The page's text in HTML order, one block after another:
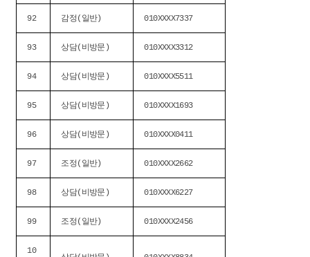
92 감정(일반) 010XXXX7337
93 상담(비방문) 010XXXX3312
94 상담(비방문) 010XXXX5511
95 상담(비방문) 010XXXX1693
96 상담(비방문) 010XXXX0411
97 조정(일반) 010XXXX2662
98 상담(비방문) 010XXXX6227
99 조정(일반) 010XXXX2456
10